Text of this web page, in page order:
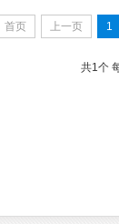
首页 上一页 1
共1个